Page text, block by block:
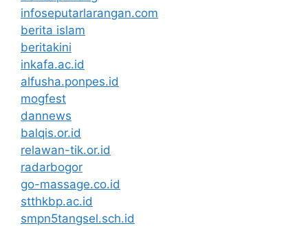
infoseputarlarangan.com
berita islam
beritakini
inkafa.ac.id
alfusha.ponpes.id
mogfest
dannews
balqis.or.id
relawan-tik.or.id
radarbogor
go-massage.co.id
stthkbp.ac.id
smpn5tangsel.sch.id